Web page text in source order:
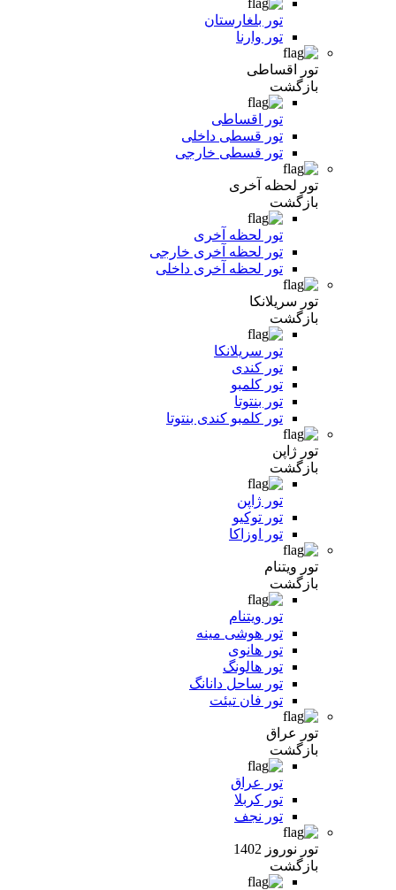
تور بلغارستان
تور وارنا
تور اقساطی
بازگشت
تور اقساطی
تور قسطی داخلی
تور قسطی خارجی
تور لحظه آخری
بازگشت
تور لحظه آخری
تور لحظه آخری خارجی
تور لحظه آخری داخلی
تور سریلانکا
بازگشت
تور سریلانکا
تور کندی
تور کلمبو
تور بنتوتا
تور کلمبو کندی بنتوتا
تور ژاپن
بازگشت
تور ژاپن
تور توکیو
تور اوزاکا
تور ویتنام
بازگشت
تور ویتنام
تور هوشی مینه
تور هانوی
تور هالونگ
تور ساحل دانانگ
تور فان تیئت
تور عراق
بازگشت
تور عراق
تور کربلا
تور نجف
تور نوروز 1402
بازگشت